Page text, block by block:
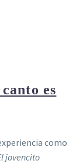
es
como
jovencito